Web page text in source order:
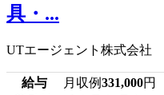
具・...
UTエージェント株式会社
給与 月収例331,000円